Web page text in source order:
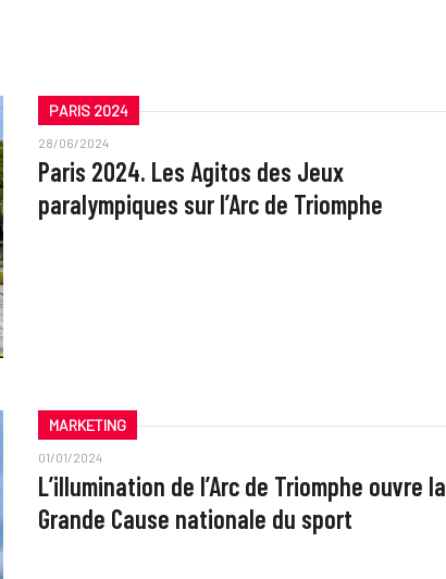
PARIS 2024
28/06/2024
Paris 2024. Les Agitos des Jeux
paralympiques sur l’Arc de Triomphe
MARKETING
01/01/2024
L’illumination de l’Arc de Triomphe ouvre la
Grande Cause nationale du sport